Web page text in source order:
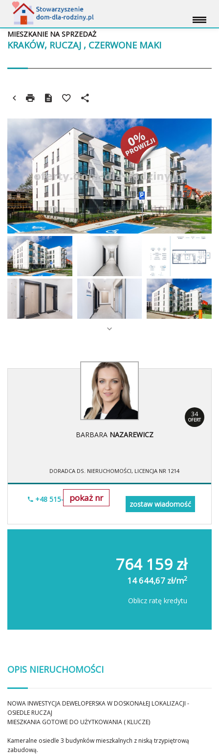
KRAKÓW, RUCZAJ , CZERWONE MAKI
MIESZKANIE NA SPRZEDAŻ
34
OFERT
BARBARA NAZAREWICZ
DORADCA DS. NIERUCHOMOŚCI, LICENCJA NR 1214
pokaż nr
+48 515-634-552
zostaw wiadomość
764 159 zł
14 644,67 zł/m2
Oblicz ratę kredytu
OPIS NIERUCHOMOŚCI
NOWA INWESTYCJA DEWELOPERSKA W DOSKONAŁEJ LOKALIZACJI -
OSIEDLE RUCZAJ
MIESZKANIA GOTOWE DO UŻYTKOWANIA ( KLUCZE)
Kameralne osiedle 3 budynków mieszkalnych z niską trzypiętrową
zabudową.